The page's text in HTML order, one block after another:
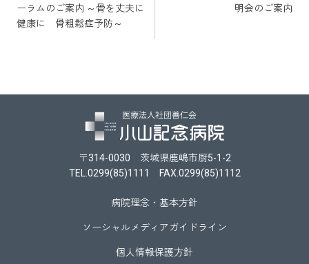
稿
ナ
ーラムのご案内 ～骨を丈夫に
健康に 骨粗鬆症予防～
明会のご案内
〒314-0030 茨城県鹿嶋市厨5-1-2
TEL.0299(85)1111 FAX.0299(85)1112
病院理念・基本方針
ソーシャルメディアガイドライン
個人情報保護方針